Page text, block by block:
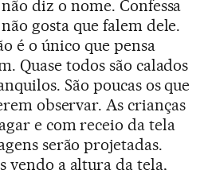
diz o nome. Confessa
gosta que falem dele.
é o único que pensa
Quase todos são calados
São poucas os que
observar. As crianças
e com receio da tela
serão projetadas.
vendo a altura da tela,